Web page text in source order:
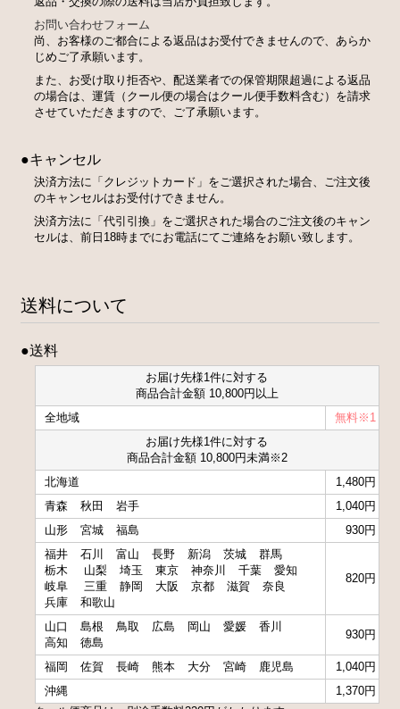
お問い合わせフォーム
尚、お客様のご都合による返品はお受付できませんので、あらか
じめご了承願います。
また、お受け取り拒否や、配送業者での保管期限超過による返品
の場合は、運賃（クール便の場合はクール便手数料含む）を請求
させていただきますので、ご了承願います。
●キャンセル
決済方法に「クレジットカード」をご選択された場合、ご注文後
のキャンセルはお受付けできません。
決済方法に「代引引換」をご選択された場合のご注文後のキャン
セルは、前日18時までにお電話にてご連絡をお願い致します。
送料について
●送料
お届け先様1件に対する
商品合計金額 10,800円以上
全地域
無料※1
お届け先様1件に対する
商品合計金額 10,800円未満※2
北海道
1,480円
青森
秋田 岩手
1,040円
山形
宮城 福島
930円
福井
石川 富山 長野 新潟 茨城
群馬
栃木
山梨 埼玉 東京 神奈川 千葉
愛知
岐阜
三重 静岡 大阪 京都 滋賀
奈良
兵庫
和歌山
820円
山口 島根 鳥取 広島 岡山 愛媛
香川
高知
徳島
930円
福岡 佐賀 長崎 熊本 大分 宮崎 鹿児島
1,040円
沖縄
1,370円